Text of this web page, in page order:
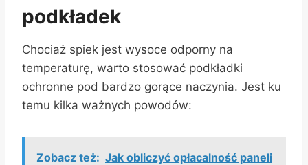
podkładek
Chociaż spiek jest wysoce odporny na
temperaturę, warto stosować podkładki
ochronne pod bardzo gorące naczynia. Jest ku
temu kilka ważnych powodów:
Zobacz też: Jak obliczyć opłacalność paneli